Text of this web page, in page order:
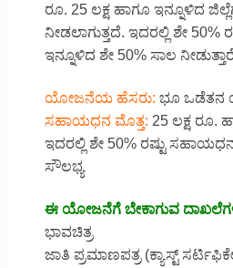
ರೂ. 25 ಲಕ್ಷ ಹಾಗೂ ಇನ್ನೂಳಿದ
ನೀಡಲಾಗುತ್ತದೆ. ಇದರಲ್ಲಿ ಶೇ 50%
ಇನ್ನೂಳಿದ ಶೇ 50% ಸಾಲ
ಯೋಜನೆಯ ಹೆಸರು: ಭೂ ಒಡೆತನ
ಸಹಾಯಧನ ಮೊತ್ತ: 25 ಲಕ್ಷ ರೂ.
ಇದರಲ್ಲಿ ಶೇ 50% ರಷ್ಟು
ಸೌಲಭ್ಯ
ಈ ಯೋಜನೆಗೆ ಬೇಕಾಗುವ
ಭಾವಚಿತ್ರ
ಜಾತಿ ಪ್ರಮಾಣಪತ್ರ (ಕ್ಯಾಸ್ಟ್